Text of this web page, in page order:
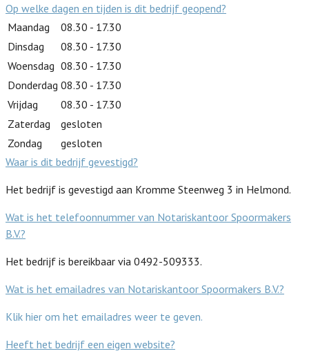
Op welke dagen en tijden is dit bedrijf geopend?
Maandag
08.30 - 17.30
Dinsdag
08.30 - 17.30
Woensdag 08.30 - 17.30
Donderdag 08.30 - 17.30
Vrijdag
08.30 - 17.30
Zaterdag
gesloten
Zondag
gesloten
Waar is dit bedrijf gevestigd?
Het bedrijf is gevestigd aan Kromme Steenweg 3 in Helmond.
Wat is het telefoonnummer van Notariskantoor Spoormakers
B.V.?
Het bedrijf is bereikbaar via 0492-509333.
Wat is het emailadres van Notariskantoor Spoormakers B.V.?
Klik hier om het emailadres weer te geven.
Heeft het bedrijf een eigen website?